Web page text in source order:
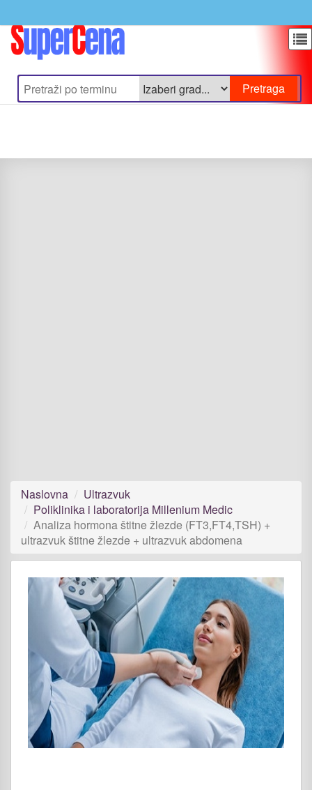
Naslovna
Ultrazvuk
Poliklinika i laboratorija Millenium Medic
Analiza hormona štitne žlezde (FT3,FT4,TSH) +
ultrazvuk štitne žlezde + ultrazvuk abdomena